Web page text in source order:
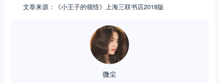
文章来源：《小王子的领悟》上海三联书店2018版
微尘